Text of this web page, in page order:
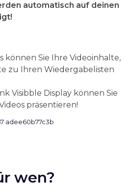
automatisch auf deinen
können Sie Ihre Videoinhalte,
zu Ihren Wiedergabelisten
Visibble Display können Sie
präsentieren!
wen?